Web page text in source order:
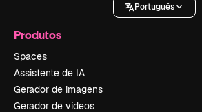
Português
Produtos
Spaces
Assistente de IA
Gerador de imagens
Gerador de vídeos